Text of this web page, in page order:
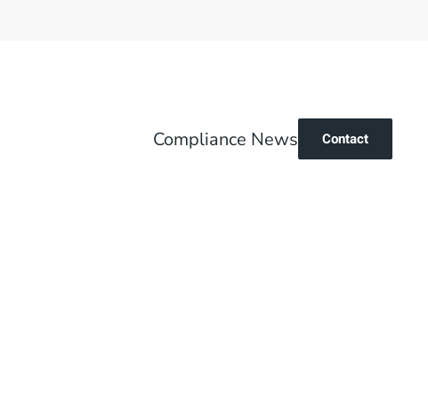
Compliance News Contact